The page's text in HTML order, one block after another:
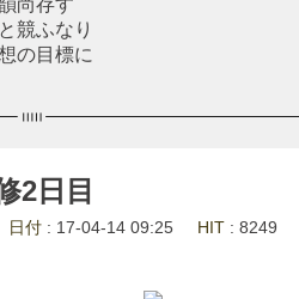
競ふなり
の目標に
2日目
日付 : 17-04-14 09:25 HIT : 8249